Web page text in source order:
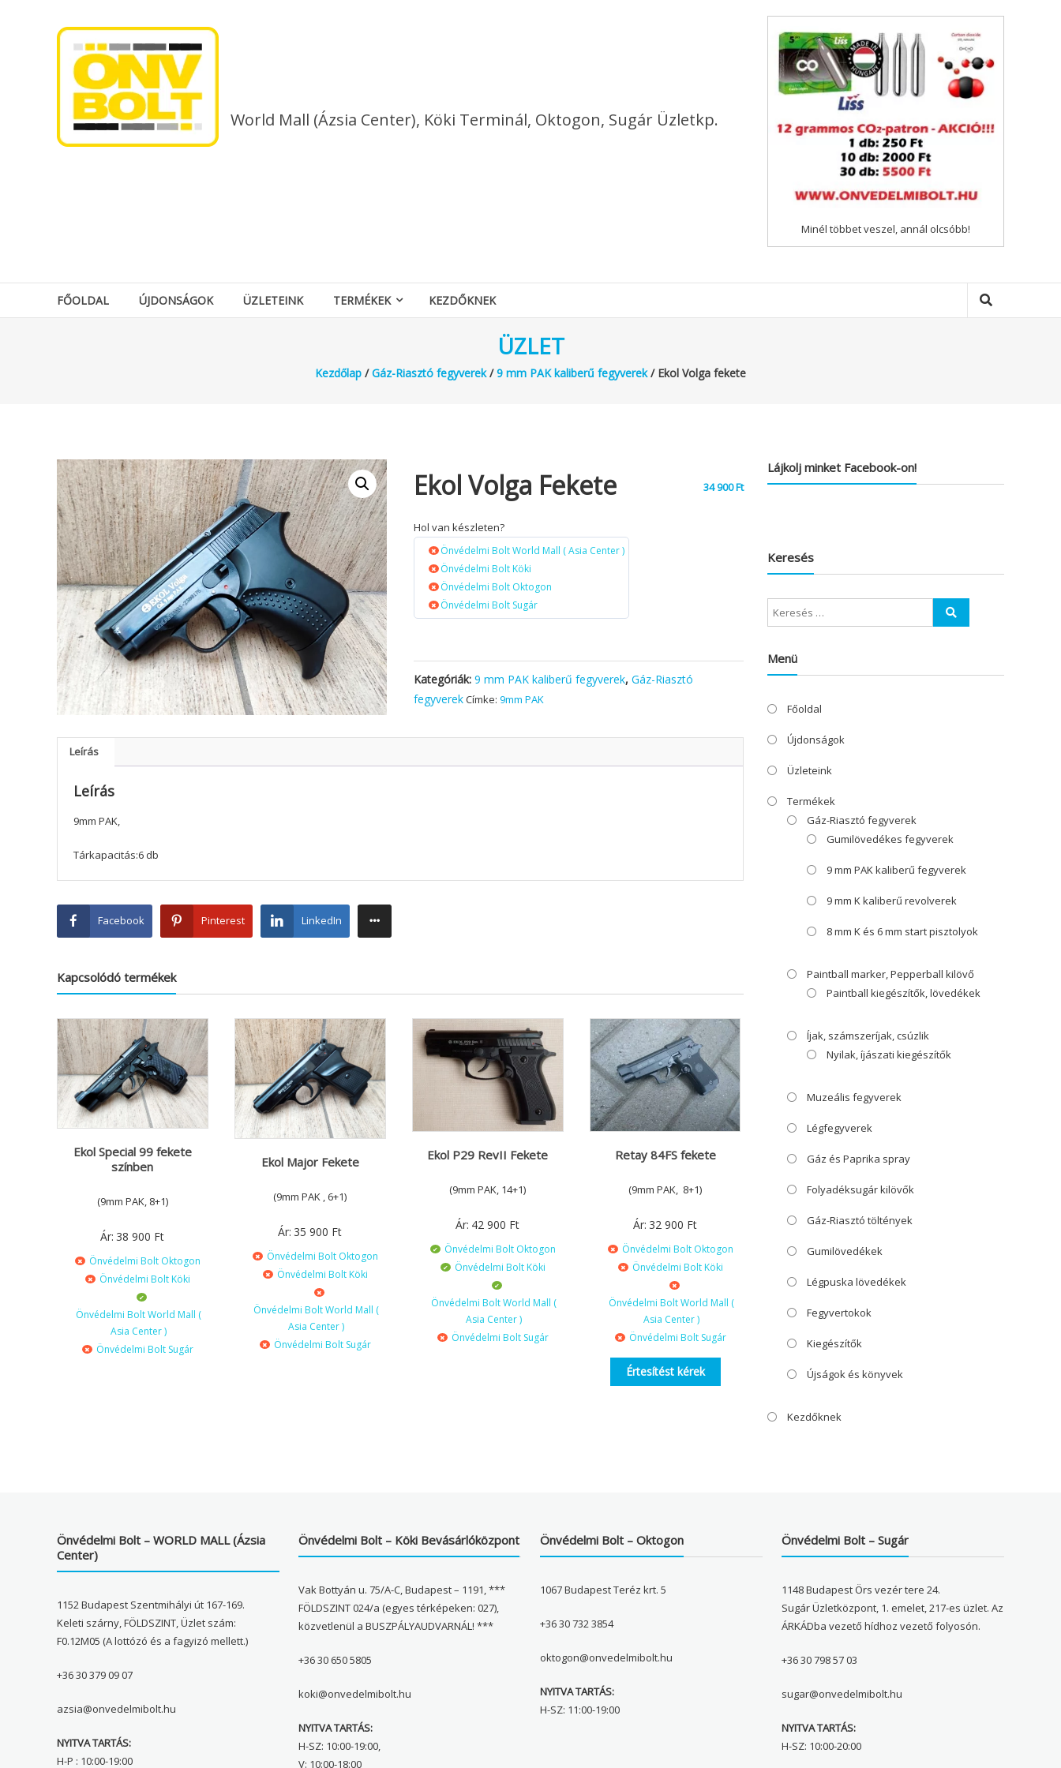
World Mall (Ázsia Center), Köki Terminál, Oktogon, Sugár Üzletkp.
Minél többet veszel, annál olcsóbb!
FŐOLDAL ÚJDONSÁGOK ÜZLETEINK TERMÉKEK KEZDŐKNEK
ÜZLET
Kezdőlap /Gáz-Riasztó fegyverek/9 mm PAK kaliberű fegyverek/ Ekol Volga fekete
Ekol Volga Fekete 34 900Ft
Hol van készleten?
Önvédelmi Bolt World Mall ( Asia Center )
Önvédelmi Bolt Köki
Önvédelmi Bolt Oktogon
Önvédelmi Bolt Sugár
Kategóriák:9 mm PAK kaliberű fegyverek,Gáz-Riasztó
fegyverekCímke:9mm PAK
Leírás
Leírás
9mm PAK,
Tárkapacitás:6 db
Facebook Pinterest LinkedIn
Kapcsolódó termékek
Ekol Special 99 fekete
színben
(9mm PAK, 8+1)
Ár: 38 900 Ft
Önvédelmi Bolt Oktogon
Önvédelmi Bolt Köki
Önvédelmi Bolt World Mall (
Asia Center )
Önvédelmi Bolt Sugár
Ekol Major Fekete
(9mm PAK , 6+1)
Ár: 35 900 Ft
Önvédelmi Bolt Oktogon
Önvédelmi Bolt Köki
Önvédelmi Bolt World Mall (
Asia Center )
Önvédelmi Bolt Sugár
Ekol P29 RevII Fekete
(9mm PAK, 14+1)
Ár: 42 900 Ft
Önvédelmi Bolt Oktogon
Önvédelmi Bolt Köki
Önvédelmi Bolt World Mall (
Asia Center )
Önvédelmi Bolt Sugár
Retay 84FS fekete
(9mm PAK, 8+1)
Ár: 32 900 Ft
Önvédelmi Bolt Oktogon
Önvédelmi Bolt Köki
Önvédelmi Bolt World Mall (
Asia Center )
Önvédelmi Bolt Sugár
Értesítést kérek
Lájkolj minket Facebook-on!
Keresés
Menü
Főoldal
Újdonságok
Üzleteink
Termékek
Gáz-Riasztó fegyverek
Gumilövedékes fegyverek
9 mm PAK kaliberű fegyverek
9 mm K kaliberű revolverek
8 mm K és 6 mm start pisztolyok
Paintball marker, Pepperball kilövő
Paintball kiegészítők, lövedékek
Íjak, számszeríjak, csúzlik
Nyilak, íjászati kiegészítők
Muzeális fegyverek
Légfegyverek
Gáz és Paprika spray
Folyadéksugár kilövők
Gáz-Riasztó töltények
Gumilövedékek
Légpuska lövedékek
Fegyvertokok
Kiegészítők
Újságok és könyvek
Kezdőknek
Önvédelmi Bolt – WORLD MALL (Ázsia
Center)
1152 Budapest Szentmihályi út 167-169.
Keleti szárny, FÖLDSZINT, Üzlet szám:
F0.12M05 (A lottózó és a fagyizó mellett.)
+36 30 379 09 07
azsia@onvedelmibolt.hu
NYITVA TARTÁS:
H-P : 10:00-19:00
Önvédelmi Bolt – Köki Bevásárlóközpont
Vak Bottyán u. 75/A-C, Budapest – 1191, ***
FÖLDSZINT 024/a (egyes térképeken: 027),
közvetlenül a BUSZPÁLYAUDVARNÁL! ***
+36 30 650 5805
koki@onvedelmibolt.hu
NYITVA TARTÁS:
H-SZ: 10:00-19:00,
V: 10:00-18:00
Önvédelmi Bolt – Oktogon
1067 Budapest Teréz krt. 5
+36 30 732 3854
oktogon@onvedelmibolt.hu
NYITVA TARTÁS:
H-SZ: 11:00-19:00
Önvédelmi Bolt – Sugár
1148 Budapest Örs vezér tere 24.
Sugár Üzletközpont, 1. emelet, 217-es üzlet. Az
ÁRKÁDba vezető hídhoz vezető folyosón.
+36 30 798 57 03
sugar@onvedelmibolt.hu
NYITVA TARTÁS:
H-SZ: 10:00-20:00